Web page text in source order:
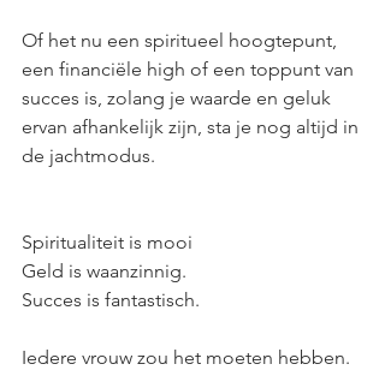
Of het nu een spiritueel hoogtepunt,
een financiële high of een toppunt van
succes is, zolang je waarde en geluk
ervan afhankelijk zijn, sta je nog altijd in
de jachtmodus.
Spiritualiteit is mooi
Geld is waanzinnig.
Succes is fantastisch.
Iedere vrouw zou het moeten hebben.